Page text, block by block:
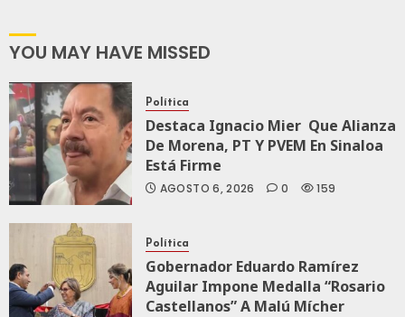
ZooMAT
YOU MAY HAVE MISSED
Política
Destaca Ignacio Mier Que Alianza
De Morena, PT Y PVEM En Sinaloa
Está Firme
AGOSTO 6, 2026 0 159
Política
Gobernador Eduardo Ramírez
Aguilar Impone Medalla “Rosario
Castellanos” A Malú Mícher